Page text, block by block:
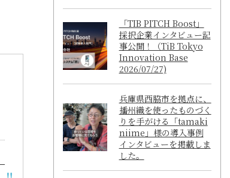
「TIB PITCH Boost」
採択企業インタビュー記
事公開！（TiB Tokyo
Innovation Base
2026/07/27)
兵庫県西脇市を拠点に、
播州織を使ったものづく
りを手がける「tamaki
niime」様の導入事例
インタビューを掲載しま
した。